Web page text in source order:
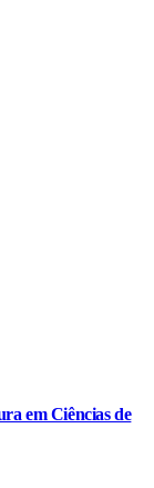
em Ciências de